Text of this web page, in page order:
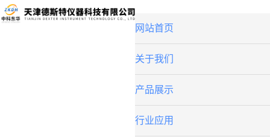
网站首页
关于我们
产品展示
行业应用